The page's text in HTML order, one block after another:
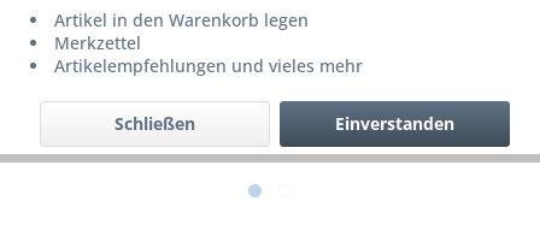
Artikel in den Warenkorb legen
Merkzettel
Artikelempfehlungen und vieles mehr
Einverstanden
Schließen